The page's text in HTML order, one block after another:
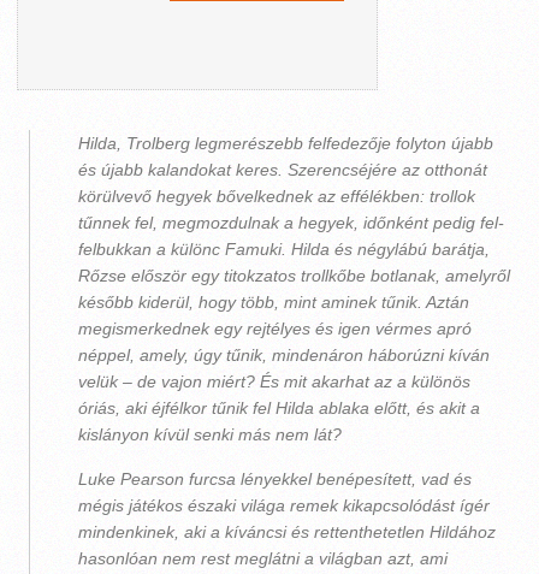
Hilda, Trolberg legmerészebb felfedezője folyton újabb
és újabb kalandokat keres. Szerencséjére az otthonát
körülvevő hegyek bővelkednek az effélékben: trollok
tűnnek fel, megmozdulnak a hegyek, időnként pedig fel-
felbukkan a különc Famuki. Hilda és négylábú barátja,
Rőzse először egy titokzatos trollkőbe botlanak, amelyről
később kiderül, hogy több, mint aminek tűnik. Aztán
megismerkednek egy rejtélyes és igen vérmes apró
néppel, amely, úgy tűnik, mindenáron háborúzni kíván
velük – de vajon miért? És mit akarhat az a különös
óriás, aki éjfélkor tűnik fel Hilda ablaka előtt, és akit a
kislányon kívül senki más nem lát?
Luke Pearson furcsa lényekkel benépesített, vad és
mégis játékos északi világa remek kikapcsolódást ígér
mindenkinek, aki a kíváncsi és rettenthetetlen Hildához
hasonlóan nem rest meglátni a világban azt, ami